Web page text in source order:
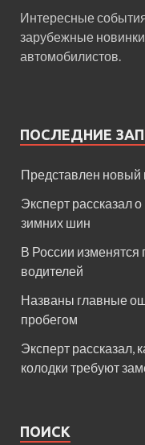
Интересные
зарубежные
автомобилистов.
ПОСЛЕДНИЕ
Представлен новый
Эксперт рассказал
зимних шин
В России изменятся
водителей
Названы главные
пробегом
Эксперт рассказал,
колодки требуют
ПОИСК